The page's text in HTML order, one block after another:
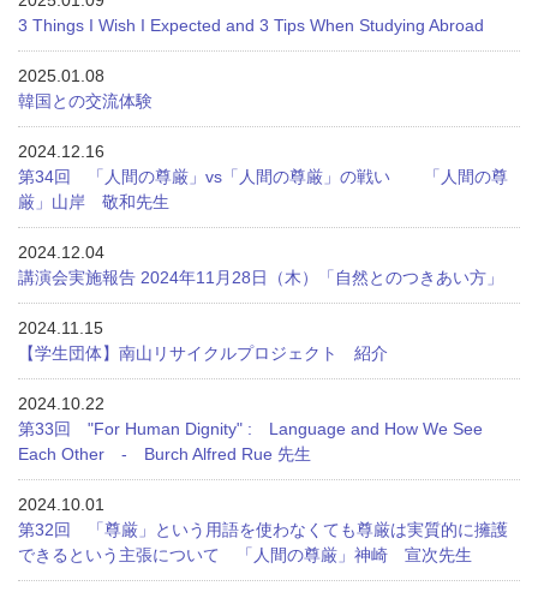
3 Things I Wish I Expected and 3 Tips When Studying Abroad
2025.01.08
韓国との交流体験
2024.12.16
第34回 「人間の尊厳」vs「人間の尊厳」の戦い 「人間の尊
厳」山岸 敬和先生
2024.12.04
講演会実施報告 2024年11月28日（木）「自然とのつきあい方」
2024.11.15
【学生団体】南山リサイクルプロジェクト 紹介
2024.10.22
第33回 "For Human Dignity" : Language and How We See
Each Other - Burch Alfred Rue 先生
2024.10.01
第32回 「尊厳」という用語を使わなくても尊厳は実質的に擁護
できるという主張について 「人間の尊厳」神崎 宣次先生